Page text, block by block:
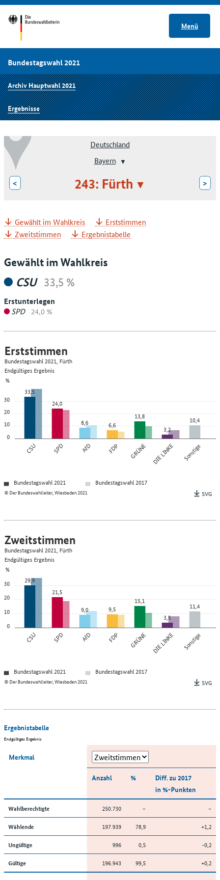
Menü
Bundestagswahl 2021
Archiv Hauptwahl 2021
Ergebnisse
Deutschland
Bayern
< 243: Fürth >
Gewählt im Wahlkreis
Erststimmen
Zweitstimmen
Ergebnistabelle
Gewählt im Wahlkreis
CSU 33,5 %
Erstunterlegen
SPD 24,0 %
0
10
20
30
%
CSU SPD AfD FDP GRÜNE DIE LINKE Sonstige
33,5
24,0
8,6 6,6
13,8
3,2
10,4
© Der Bundeswahlleiter, Wiesbaden 2021
Erststimmen
Bundestagswahl 2021, Fürth
Endgültiges Ergebnis
Bundestagswahl 2021
Bundestagswahl 2017
SVG
0
10
20
30
%
CSU SPD AfD FDP GRÜNE DIE LINKE Sonstige
29,9
21,5
9,0
9,5
15,1
3,5
11,4
© Der Bundeswahlleiter, Wiesbaden 2021
Zweitstimmen
Bundestagswahl 2021, Fürth
Endgültiges Ergebnis
Bundestagswahl 2021
Bundestagswahl 2017
SVG
Ergebnistabelle
Endgültiges Ergebnis
Merkmal
Anzahl %
Diff. zu 2017
in %-Punkten
Wahlberechtigte 250.730 – –
Wählende 197.939 78,9 +1,2
Ungültige 996 0,5 -0,2
Gültige 196.943 99,5 +0,2